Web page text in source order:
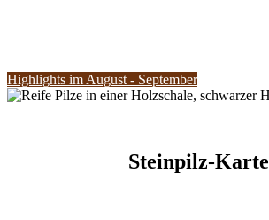
Highlights im August - September
Steinpilz-Karte